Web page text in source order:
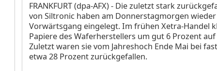
FRANKFURT (dpa-AFX) - Die zuletzt stark
von Siltronic haben am Donnerstagmorgen
Vorwärtsgang eingelegt. Im frühen Xetra-Handel
Papiere des Waferherstellers um gut 6 Prozent auf
Zuletzt waren sie vom Jahreshoch Ende Mai bei
etwa 28 Prozent zurückgefallen.